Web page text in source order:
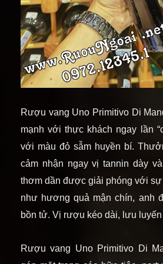
Rượu vang Uno Primitivo Di
mạnh với thực khách ngay lần
với màu đỏ sẫm huyền bí.
cảm nhận ngay vị tannin dày
thơm dần được giải phóng với
như hương quả mận chín, anh
bồn tử. Vị rượu kéo dài, lưu
Rượu vang Uno Primitivo Di